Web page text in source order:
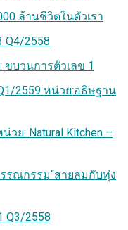
ล้านชีวิตในตัวเรา
2558
บวนการตัวเลข 1
2559 หน่วย:อธิษฐาน
ย: Natural Kitchen –
รณกรรม“สายลมกับทุ่ง
2558